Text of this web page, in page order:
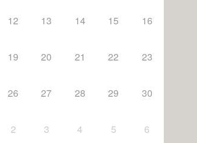
12 13 14 15 16
19 20 21 22 23
26 27 28 29 30
2 3 4 5 6